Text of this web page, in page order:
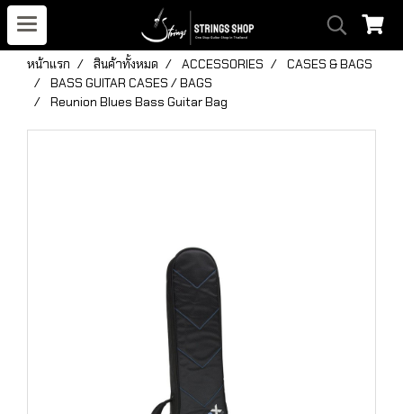
หน้าแรก สินค้าทั้งหมด ACCESSORIES
CASES & BAGS
BASS GUITAR CASES / BAGS
Reunion Blues Bass Guitar Bag